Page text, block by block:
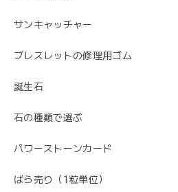
サンキャッチャー
ブレスレットの修理用ゴム
誕生石
石の種類で選ぶ
パワーストーンカード
ばら売り（1粒単位）